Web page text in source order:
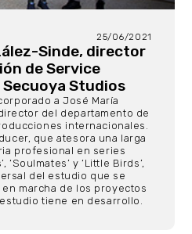
25/06/2021
Sinde, director
de Service
Studios
a José María
del departamento de
internacionales.
que atesora una larga
profesional en series
‘Soulmates’ y ‘Little Birds’,
del estudio que se
marcha de los proyectos
tiene en desarrollo.